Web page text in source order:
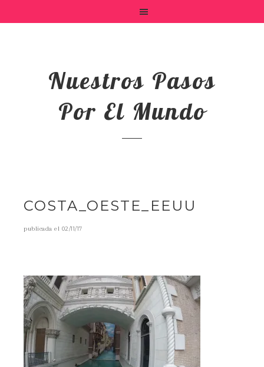
Nuestros Pasos
Por El Mundo
COSTA_OESTE_EEUU
publicada el 02/11/17